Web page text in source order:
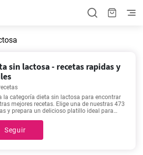
sin lactosa - recetas rapidas y
la categoría dieta sin lactosa para encontrar
mejores recetas. Elige una de nuestras 473
y prepara un delicioso platillo ideal para
También puedes encontrar el tiempo de
de cada receta haciendo clic en ellas.
Seguir